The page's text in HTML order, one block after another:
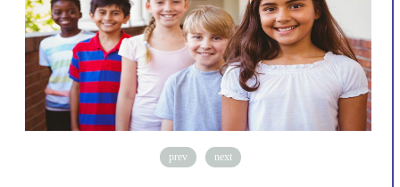
prev next